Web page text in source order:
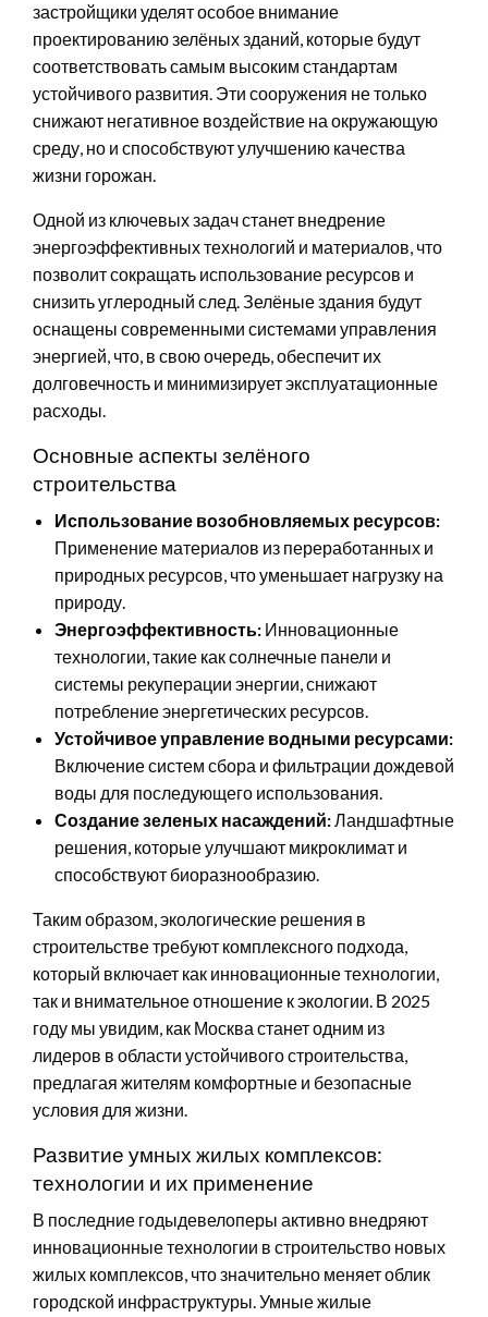
застройщики уделят особое внимание
проектированию зелёных зданий, которые будут
соответствовать самым высоким стандартам
устойчивого развития. Эти сооружения не только
снижают негативное воздействие на окружающую
среду, но и способствуют улучшению качества
жизни горожан.
Одной из ключевых задач станет внедрение
энергоэффективных технологий и материалов, что
позволит сокращать использование ресурсов и
снизить углеродный след. Зелёные здания будут
оснащены современными системами управления
энергией, что, в свою очередь, обеспечит их
долговечность и минимизирует эксплуатационные
расходы.
Основные аспекты зелёного
строительства
Использование возобновляемых ресурсов:
Применение материалов из переработанных и
природных ресурсов, что уменьшает нагрузку на
природу.
Энергоэффективность: Инновационные
технологии, такие как солнечные панели и
системы рекуперации энергии, снижают
потребление энергетических ресурсов.
Устойчивое управление водными ресурсами:
Включение систем сбора и фильтрации дождевой
воды для последующего использования.
Создание зеленых насаждений:Ландшафтные
решения, которые улучшают микроклимат и
способствуют биоразнообразию.
Таким образом, экологические решения в
строительстве требуют комплексного подхода,
который включает как инновационные технологии,
так и внимательное отношение к экологии. В 2025
году мы увидим, как Москва станет одним из
лидеров в области устойчивого строительства,
предлагая жителям комфортные и безопасные
условия для жизни.
Развитие умных жилых комплексов:
технологии и их применение
В последние годыдевелоперы активно внедряют
инновационные технологии в строительство новых
жилых комплексов, что значительно меняет облик
городской инфраструктуры. Умные жилые